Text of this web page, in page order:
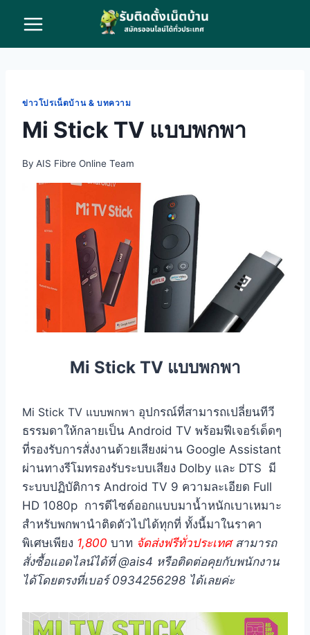
content
ข่าวโปรเน็ตบ้าน & บทความ
Mi Stick TV แบบพกพา
By AIS Fibre Online Team
Mi Stick TV แบบพกพา
Mi Stick TV แบบพกพา อุปกรณ์ที่สามารถเปลี่ยนทีวี
ธรรมดาให้กลายเป็น Android TV พร้อมฟีเจอร์เด็ดๆ
ที่รองรับการสั่งงานด้วยเสียงผ่าน Google Assistant
ผ่านทางรีโมทรองรับระบบเสียง Dolby และ DTS มี
ระบบปฏิบัติการ Android TV 9 ความละเอียด Full
HD 1080p การดีไซต์ออกแบบมาน้ำหนักเบาเหมาะ
สำหรับพกพานำติดตัวไปได้ทุกที่ ทั้งนี้มาในราคา
พิเศษเพียง 1,800 บาท จัดส่งฟรีทั่วประเทศสามารถ
สั่งซื้อแอดไลน์ได้ที่ @ais4 หรือติดต่อคุยกับพนักงาน
ได้โดยตรงที่เบอร์ 0934256298 ได้เลยค่ะ